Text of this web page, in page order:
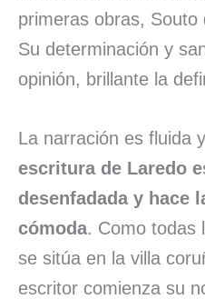
primeras obras, Souto
Su determinación y
opinión, brillante la
La narración es fluida
escritura de Laredo
desenfadada y hace
cómoda. Como todas
se sitúa en la villa
escritor comienza su